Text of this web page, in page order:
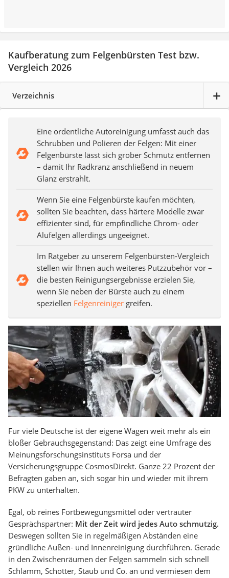
Kaufberatung zum Felgenbürsten Test bzw.
Vergleich 2026
Verzeichnis
Eine ordentliche Autoreinigung umfasst auch das
Schrubben und Polieren der Felgen: Mit einer
Felgenbürste lässt sich grober Schmutz entfernen
– damit Ihr Radkranz anschließend in neuem
Glanz erstrahlt.
Wenn Sie eine Felgenbürste kaufen möchten,
sollten Sie beachten, dass härtere Modelle zwar
effizienter sind, für empfindliche Chrom- oder
Alufelgen allerdings ungeeignet.
Im Ratgeber zu unserem Felgenbürsten-Vergleich
stellen wir Ihnen auch weiteres Putzzubehör vor –
die besten Reinigungsergebnisse erzielen Sie,
wenn Sie neben der Bürste auch zu einem
speziellen Felgenreiniger greifen.
Für viele Deutsche ist der eigene Wagen weit mehr als ein
bloßer Gebrauchsgegenstand: Das zeigt eine Umfrage des
Meinungsforschungsinstituts Forsa und der
Versicherungsgruppe CosmosDirekt. Ganze 22 Prozent der
Befragten gaben an, sich sogar hin und wieder mit ihrem
PKW zu unterhalten.
Egal, ob reines Fortbewegungsmittel oder vertrauter
Gesprächspartner: Mit der Zeit wird jedes Auto schmutzig.
Deswegen sollten Sie in regelmäßigen Abständen eine
gründliche Außen- und Innenreinigung durchführen. Gerade
in den Zwischenräumen der Felgen sammeln sich schnell
Schlamm, Schotter, Staub und Co. an und vermiesen dem